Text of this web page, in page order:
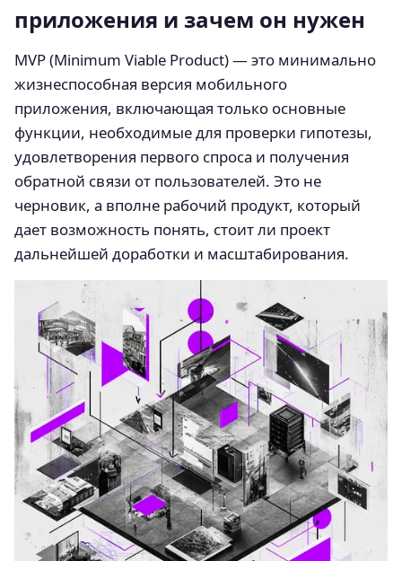
приложения и зачем он нужен
MVP (Minimum Viable Product) — это минимально
жизнеспособная версия мобильного
приложения, включающая только основные
функции, необходимые для проверки гипотезы,
удовлетворения первого спроса и получения
обратной связи от пользователей. Это не
черновик, а вполне рабочий продукт, который
дает возможность понять, стоит ли проект
дальнейшей доработки и масштабирования.